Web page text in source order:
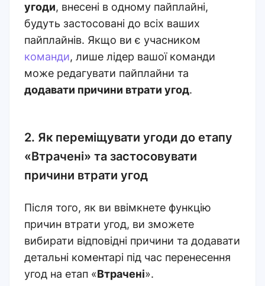
угоди, внесені в одному пайплайні,
будуть застосовані до всіх ваших
пайплайнів. Якщо ви є учасником
команди, лише лідер вашої команди
може редагувати пайплайни та
додавати причини втрати угод.
2. Як переміщувати угоди до етапу
«Втрачені» та застосовувати
причини втрати угод
Після того, як ви ввімкнете функцію
причин втрати угод, ви зможете
вибирати відповідні причини та додавати
детальні коментарі під час перенесення
угод на етап «Втрачені».